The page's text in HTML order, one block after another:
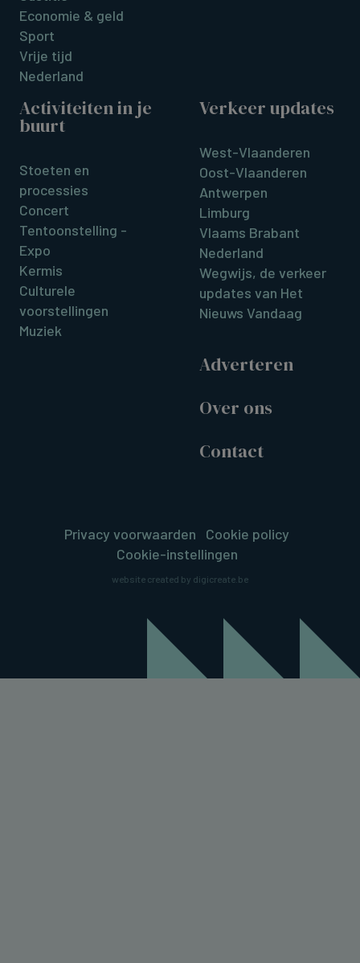
Economie & geld
Sport
Vrije tijd
Nederland
Activiteiten in je
buurt
Stoeten en
processies
Concert
Tentoonstelling -
Expo
Kermis
Culturele
voorstellingen
Muziek
Verkeer updates
West-Vlaanderen
Oost-Vlaanderen
Antwerpen
Limburg
Vlaams Brabant
Nederland
Wegwijs, de verkeer
updates van Het
Nieuws Vandaag
Adverteren
Over ons
Contact
Privacy voorwaarden
Cookie policy
Cookie-instellingen
website created by digicreate.be